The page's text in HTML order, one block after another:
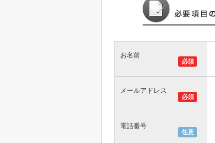
必須
お名前
必須
メールアドレス
任意
電話番号